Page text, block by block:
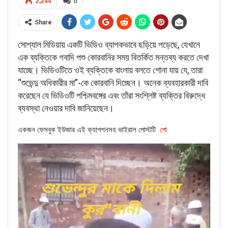
ALSO READ: Fact Check: Don’t
fall for this FAKE picture of
Sambit Patra
RELATED POSTS
Verified: শুভেন্দু অধিকারীকে নিয়ে ব্যঙ্গাত্মক ভিডিওটি পশ্চিমবঙ্গ নয়, বরং
বাংলাদেশের।
Jun 22, 2026
CORONAVIRUS FACT CHECK
Fact Check: Did Centre Reject ‘Emergency Use’ Approval
of COVID-19 Vaccines? Here’s The Truth
Dec 17, 2020
Share
সোশ্যাল মিডিয়ায় একটি ভিডিও ব্যাপকভাবে ছড়িয়ে পড়েছে, যেখানে
এক ব্যক্তিকে গবাদি পশু কোরবানির সময় বিতর্কিত মন্তব্য করতে দেখা
যাচ্ছে। ভিডিওটিতে ওই ব্যক্তিকে বাংলায় বলতে শোনা যায় যে, তারা
“শুভেন্দু অধিকারীর মা”-কে কোরবানি দিচ্ছেন। অনেক ব্যবহারকারী দাবি
করেছেন যে ভিডিওটি পশ্চিমবঙ্গের এবং তাঁরা সংশ্লিষ্ট ব্যক্তির বিরুদ্ধে
ব্যবস্থা নেওয়ার দাবি জানিয়েছেন।
একজন ফেসবুক ইউজার এই ক্যাপশনসহ ভাইরাল পোস্টটি পো